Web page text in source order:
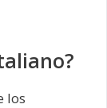
los